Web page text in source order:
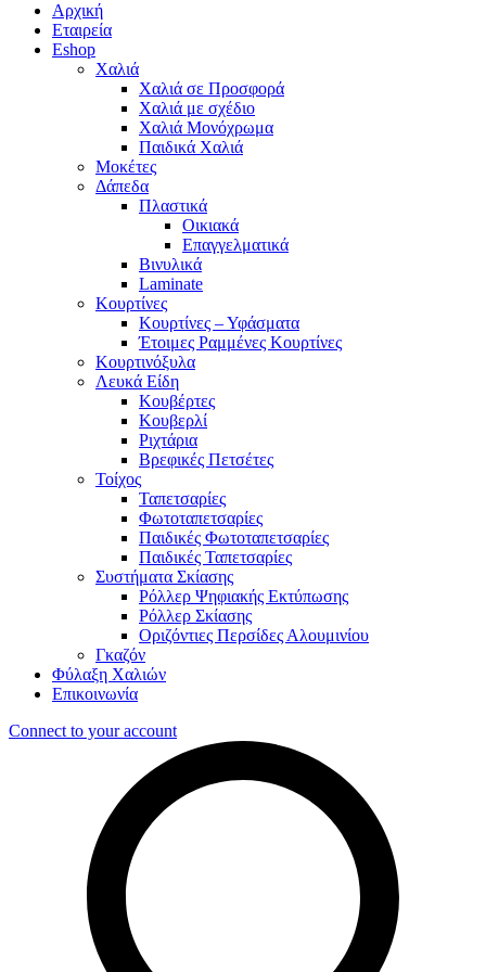
Αρχική
Εταιρεία
Eshop
Χαλιά
Χαλιά σε Προσφορά
Χαλιά με σχέδιο
Χαλιά Μονόχρωμα
Παιδικά Χαλιά
Μοκέτες
Δάπεδα
Πλαστικά
Οικιακά
Επαγγελματικά
Βινυλικά
Laminate
Κουρτίνες
Κουρτίνες – Υφάσματα
Έτοιμες Ραμμένες Κουρτίνες
Κουρτινόξυλα
Λευκά Είδη
Κουβέρτες
Κουβερλί
Ριχτάρια
Βρεφικές Πετσέτες
Τοίχος
Ταπετσαρίες
Φωτοταπετσαρίες
Παιδικές Φωτοταπετσαρίες
Παιδικές Ταπετσαρίες
Συστήματα Σκίασης
Ρόλλερ Ψηφιακής Εκτύπωσης
Ρόλλερ Σκίασης
Οριζόντιες Περσίδες Αλουμινίου
Γκαζόν
Φύλαξη Χαλιών
Επικοινωνία
Connect to your account